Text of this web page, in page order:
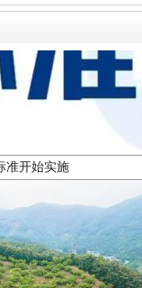
准开始实施